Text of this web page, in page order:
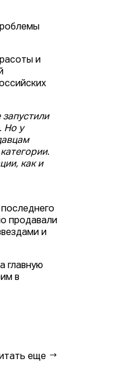
и
Но у
как и
продавали
и
главную
в
еще